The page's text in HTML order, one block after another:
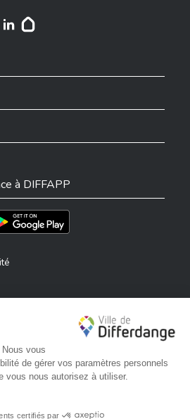
sur Instagram
à DIFFAPP
Storel'app sur Play Store
— lanceurs d’alerte
réservés . Ville de Differdange
✕
comment puis-je vous aider ?